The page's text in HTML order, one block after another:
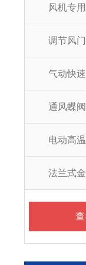
风机专
调节风
气动快
通风蝶阀
电动高
法兰式